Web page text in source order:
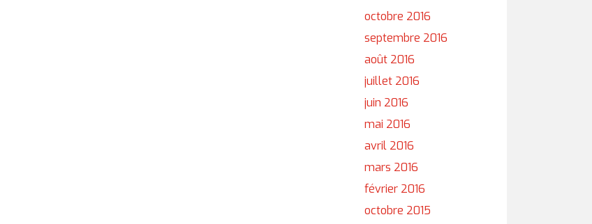
octobre 2016
septembre 2016
août 2016
juillet 2016
juin 2016
mai 2016
avril 2016
mars 2016
février 2016
octobre 2015